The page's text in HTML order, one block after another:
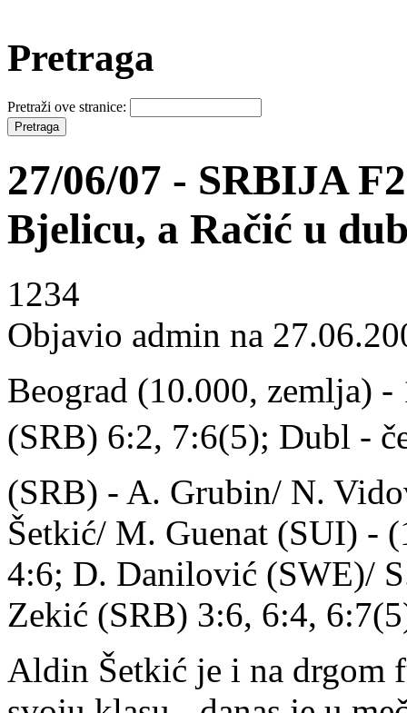
Pretraga
Pretraži ove stranice:
27/06/07 - SRBIJA
Bjelicu, a Račić u
1234
Objavio admin na
Beograd (10.000, zemlja)
(SRB) 6:2, 7:6(5); Dubl -
(SRB) - A. Grubin/ N.
Šetkić/ M. Guenat (SUI) -
4:6; D. Danilović (SWE)/
Zekić (SRB) 3:6, 6:4,
Aldin Šetkić je i na drgom